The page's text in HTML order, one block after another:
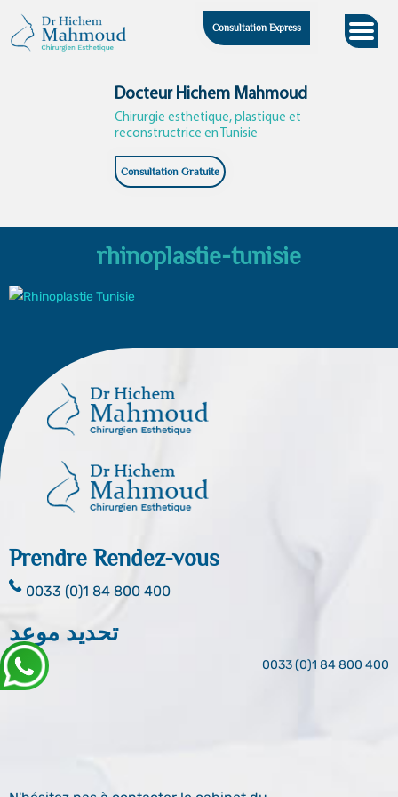
content
Consultation Express
Docteur Hichem Mahmoud
Chirurgie esthetique, plastique et
reconstructrice en Tunisie
Consultation Gratuite
rhinoplastie-tunisie
Prendre Rendez-vous
0033 (0)1 84 800 400
تحديد موعد
0033 (0)1 84 800 400